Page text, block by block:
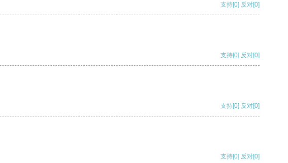
支持[0] 反对[0]
支持[0] 反对[0]
支持[0] 反对[0]
支持[0] 反对[0]